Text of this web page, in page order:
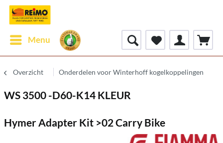
Menu
Overzicht Onderdelen voor Winterhoff kogelkoppelingen
WS 3500 -D60-K14 KLEUR
Hymer Adapter Kit >02 Carry Bike